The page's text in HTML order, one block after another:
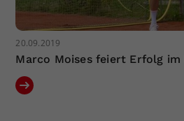
20.09.2019
Marco Moises feiert Erfolg im